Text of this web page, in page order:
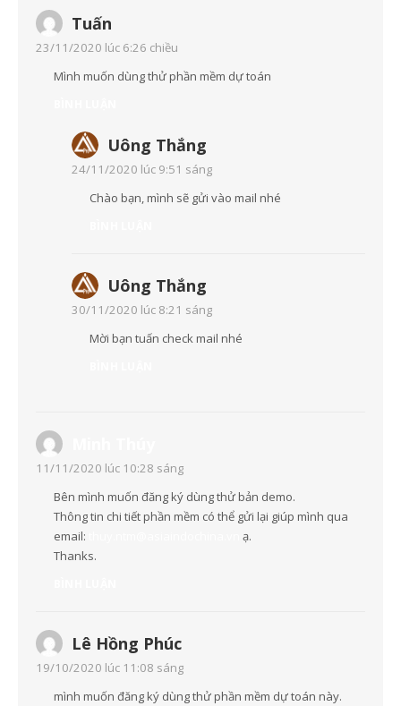
Tuấn
23/11/2020 lúc 6:26 chiều
Mình muốn dùng thử phần mềm dự toán
Uông Thắng
24/11/2020 lúc 9:51 sáng
Chào bạn, mình sẽ gửi vào mail nhé
Uông Thắng
30/11/2020 lúc 8:21 sáng
Mời bạn tuấn check mail nhé
11/11/2020 lúc 10:28 sáng
Bên mình muốn đăng ký dùng thử bản demo.
Thông tin chi tiết phần mềm có thể gửi lại giúp mình qua
email:
ạ.
Thanks.
Lê Hồng Phúc
19/10/2020 lúc 11:08 sáng
mình muốn đăng ký dùng thử phần mềm dự toán này.